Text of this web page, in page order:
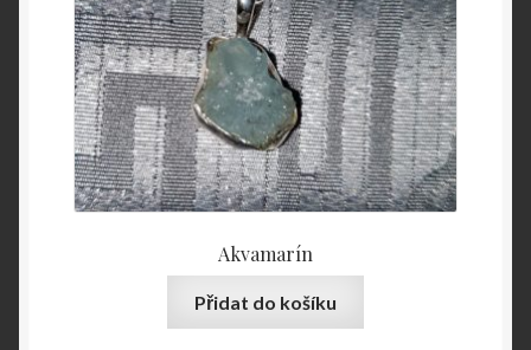
Akvamarín
Přidat do košíku